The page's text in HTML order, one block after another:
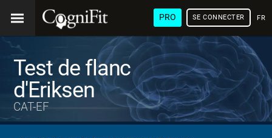
PRO SE CONNECTER
Test de flanc
d'Eriksen
CAT-EF